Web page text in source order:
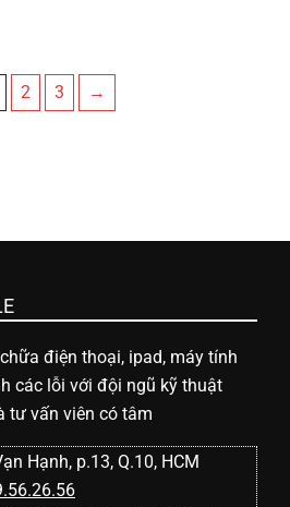
2 3 →
điện thoại, ipad, máy tính
các lỗi với đội ngũ kỹ thuật
tư vấn viên có tâm
Hạnh, p.13, Q.10, HCM